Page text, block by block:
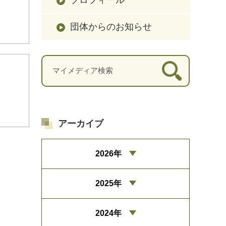
団体からのお知らせ
アーカイブ
2026年
2025年
2024年